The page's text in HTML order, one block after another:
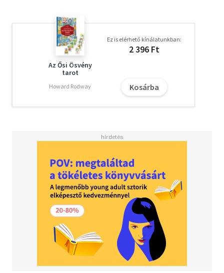
József.
Az Ősi Ösvény
tarot
Howard Rodway
Ez is elérhető kínálatunkban:
2 396 Ft
Kosárba